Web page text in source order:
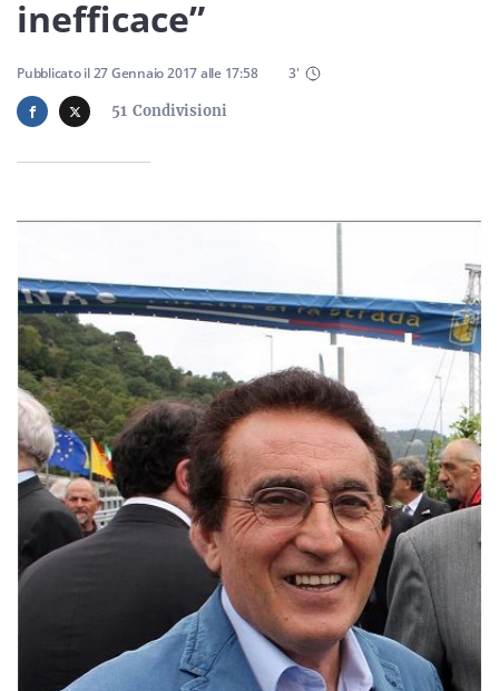
Servizi
Iscriviti
inefficace”
51 Condivisioni
Pubblicato il27 Gennaio 2017alle 17:58 3'